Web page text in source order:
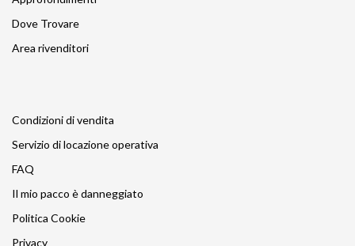
Dove Trovare
Area rivenditori
Condizioni di vendita
Servizio di locazione operativa
FAQ
Il mio pacco è danneggiato
Politica Cookie
Privacy